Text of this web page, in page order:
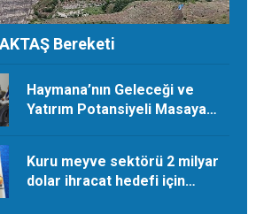
Bereketi
Haymana’nın Geleceği ve
Yatırım Potansiyeli Masaya
Kuru meyve sektörü 2 milyar
dolar ihracat hedefi için